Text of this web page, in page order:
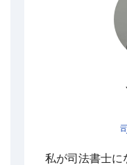
私が司法書士に